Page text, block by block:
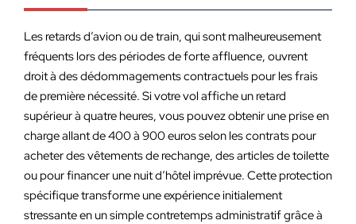
Les retards d’avion ou de train, qui sont malheureusement
fréquents lors des périodes de forte affluence, ouvrent
droit à des dédommagements contractuels pour les frais
de première nécessité. Si votre vol affiche un retard
supérieur à quatre heures, vous pouvez obtenir une prise en
charge allant de 400 à 900 euros selon les contrats pour
acheter des vêtements de rechange, des articles de toilette
ou pour financer une nuit d’hôtel imprévue. Cette protection
spécifique transforme une expérience initialement
stressante en un simple contretemps administratif grâce à